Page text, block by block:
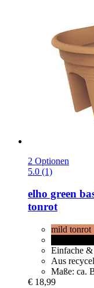
2 Optionen
5.0 (1)
elho green
tonrot
mild tonrot
Einfache &
Aus
Maße: ca.
€ 18,99